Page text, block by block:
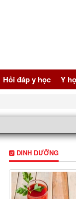
Hỏi đáp y học Y
DINH DƯỠNG